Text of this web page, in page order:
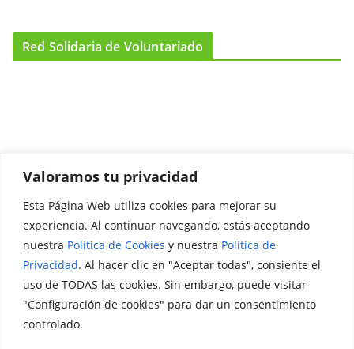
Valoramos tu privacidad
Esta Página Web utiliza cookies para mejorar su
experiencia. Al continuar navegando, estás aceptando
nuestra Política de Cookies y nuestra Política de
Privacidad. Al hacer clic en "Aceptar todas", consiente el
uso de TODAS las cookies. Sin embargo, puede visitar
"Configuración de cookies" para dar un consentimiento
controlado.
Red Solidaria de Voluntariado
Promociónate
Legal
Aviso Legal
Política de Privacidad
Política de Cookies